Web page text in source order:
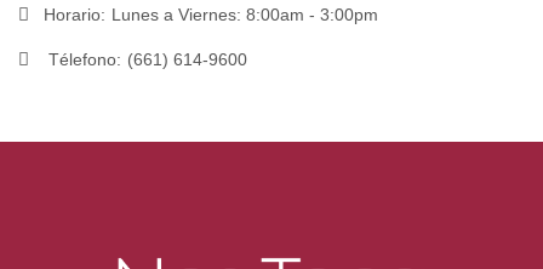
Horario: Lunes a Viernes: 8:00am - 3:00pm
Télefono: (661) 614-9600